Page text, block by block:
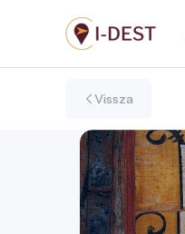
tartalomra
Vissza